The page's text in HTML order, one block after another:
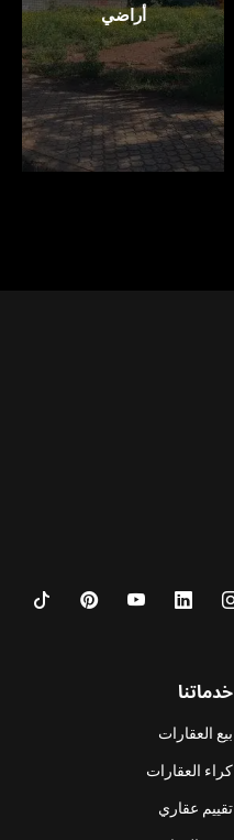
أراضي
خدماتنا
بيع العقارات
كراء العقارات
تقييم عقاري